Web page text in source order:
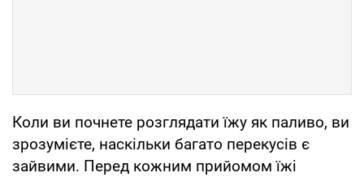
Коли ви почнете розглядати їжу як паливо, ви
зрозумієте, наскільки багато перекусів є
зайвими. Перед кожним прийомом їжі